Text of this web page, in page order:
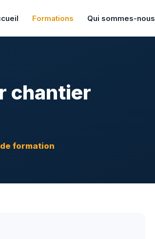
Formations Qui sommes-nous
chantier
formation